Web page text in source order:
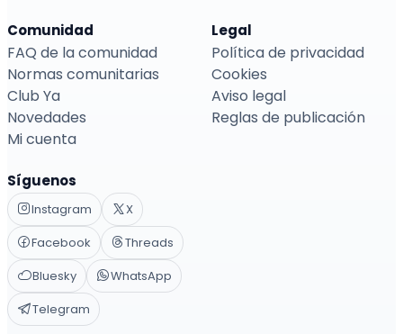
Comunidad
FAQ de la comunidad
Normas comunitarias
Club Ya
Novedades
Mi cuenta
Legal
Política de privacidad
Cookies
Aviso legal
Reglas de publicación
Síguenos
Instagram
X
Facebook
Threads
Bluesky
WhatsApp
Telegram